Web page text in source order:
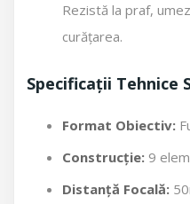
Rezistă la praf,
curățarea.
Specificații Tehnice
Format Obiectiv:
Construcție: 9
Distanță Focală: